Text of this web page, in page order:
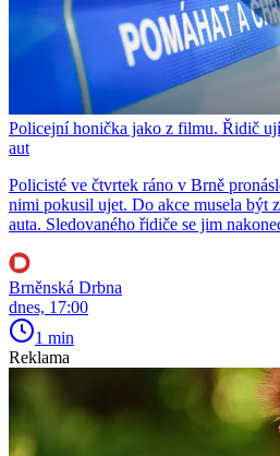
Policejní honička jako z filmu. Řidič
aut
Policisté ve čtvrtek ráno v Brně
nimi pokusil ujet. Do akce musela být
auta. Sledovaného řidiče se jim
Brněnská Drbna
dnes, 17:00
1 min
Reklama